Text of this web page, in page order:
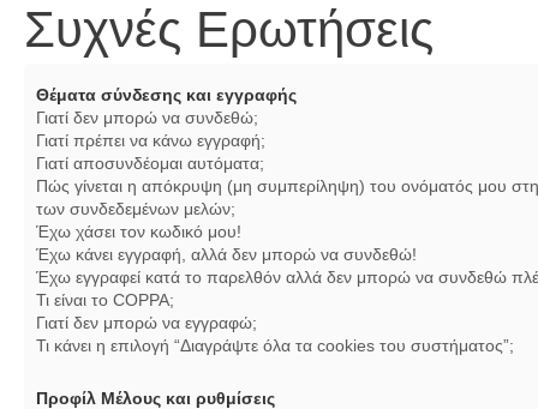
Συχνές Ερωτήσεις
Θέματα σύνδεσης και εγγραφής
Γιατί δεν μπορώ να συνδεθώ;
Γιατί πρέπει να κάνω εγγραφή;
Γιατί αποσυνδέομαι αυτόματα;
Πώς γίνεται η απόκρυψη (μη συμπερίληψη) του ονόματός μου στη
των συνδεδεμένων μελών;
Έχω χάσει τον κωδικό μου!
Έχω κάνει εγγραφή, αλλά δεν μπορώ να συνδεθώ!
Έχω εγγραφεί κατά το παρελθόν αλλά δεν μπορώ να συνδεθώ
Τι είναι το COPPA;
Γιατί δεν μπορώ να εγγραφώ;
Τι κάνει η επιλογή “Διαγράψτε όλα τα cookies του συστήματος”;
Προφίλ Μέλους και ρυθμίσεις